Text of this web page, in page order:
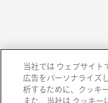
当社では ウェブサイト
広告をパーソナライズ
析するために、クッキ
また、当社は クッキー